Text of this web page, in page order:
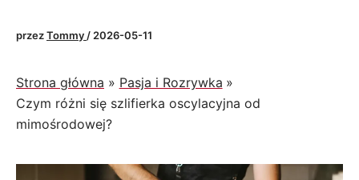
przezTommy/2026-05-11
Strona główna
Pasja i Rozrywka
Czym różni się szlifierka oscylacyjna od
mimośrodowej?